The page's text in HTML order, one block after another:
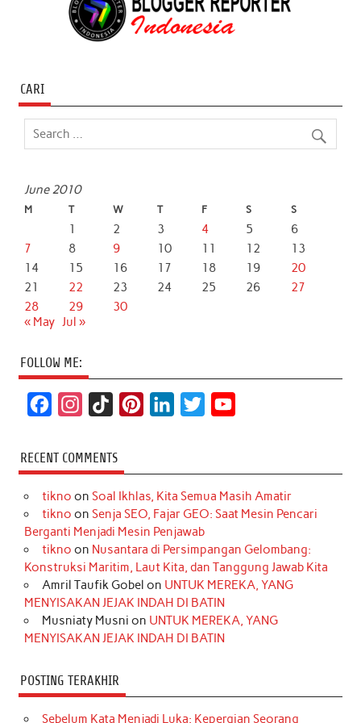
CARI
June 2010
M T W T F S S
1 2 3 4 5
6
7
8 9 10 11 12
13
14
15 16 17 18 19
20
21
22 23 24 25 26
27
28
29
30
« May Jul »
FOLLOW ME:
c
e
b
o
k
s
t
a
r
a
m
k
T
o
k
t
e
r
e
s
t
k
e
d
I
n
t
t
r
T
u
e
RECENT COMMENTS
tikno on Soal Ikhlas, Kita Semua Masih Amatir
tikno on Senja SEO, Fajar GEO: Saat Mesin Pencari
Berganti Menjadi Mesin Penjawab
tikno on Nusantara di Persimpangan Gelombang:
Konstruksi Maritim, Laut Kita, dan Tanggung Jawab Kita
Amril Taufik Gobel on UNTUK MEREKA, YANG
MENYISAKAN JEJAK INDAH DI BATIN
Musniaty Musni on UNTUK MEREKA, YANG
MENYISAKAN JEJAK INDAH DI BATIN
POSTING TERAKHIR
Sebelum Kata Menjadi Luka: Kepergian Seorang